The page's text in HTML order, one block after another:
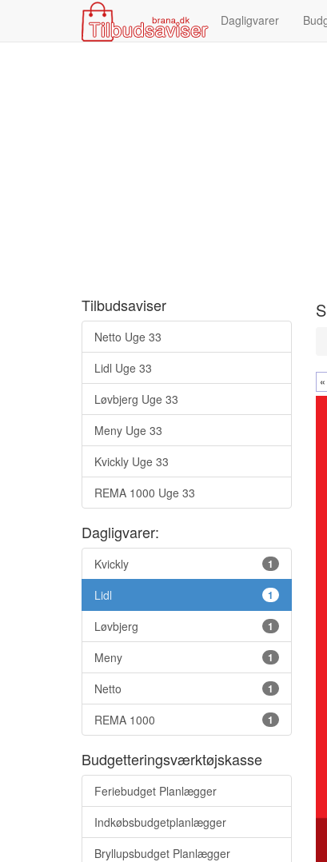
Dagligvarer
Tilbudsaviser
Netto Uge 33
Lidl Uge 33
Løvbjerg Uge 33
Meny Uge 33
Kvickly Uge 33
REMA 1000 Uge 33
Dagligvarer:
1
Kvickly
1
Lidl
1
Løvbjerg
1
Meny
1
Netto
1
REMA 1000
Budgetteringsværktøjskasse
Feriebudget Planlægger
Indkøbsbudgetplanlægger
Bryllupsbudget Planlægger